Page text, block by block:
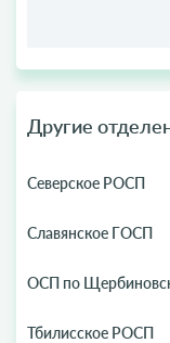
Другие
Северское РОСП
Славянское ГОСП
ОСП по
Тбилисское РОСП